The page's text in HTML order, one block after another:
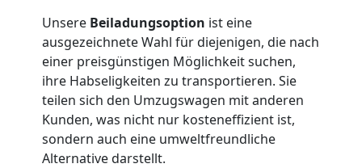
Unsere Beiladungsoption ist eine
ausgezeichnete Wahl für diejenigen, die nach
einer preisgünstigen Möglichkeit suchen,
ihre Habseligkeiten zu transportieren. Sie
teilen sich den Umzugswagen mit anderen
Kunden, was nicht nur kosteneffizient ist,
sondern auch eine umweltfreundliche
Alternative darstellt.